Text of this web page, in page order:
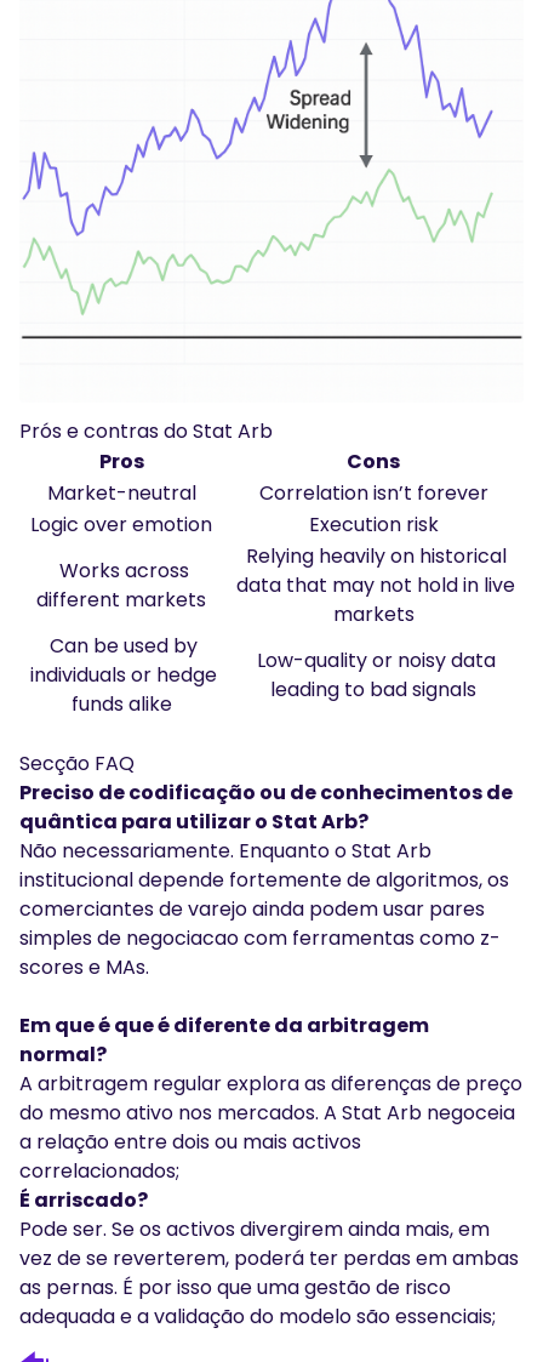
Prós e contras do Stat Arb
Pros
Cons
Market-neutral
Correlation isn’t forever
Logic over emotion
Execution risk
Works across
different markets
Relying heavily on historical
data that may not hold in live
markets
Can be used by
individuals or hedge
funds alike
Low-quality or noisy data
leading to bad signals
Secção FAQ
Preciso de codificação ou de conhecimentos de
quântica para utilizar o Stat Arb?
Não necessariamente. Enquanto o Stat Arb
institucional depende fortemente de algoritmos, os
comerciantes de varejo ainda podem usar pares
simples de negociacao com ferramentas como z-
scores e MAs.
Em que é que é diferente da arbitragem
normal?
A arbitragem regular explora as diferenças de preço
do mesmo ativo nos mercados. A Stat Arb negoceia
a relação entre dois ou mais activos
correlacionados;
É arriscado?
Pode ser. Se os activos divergirem ainda mais, em
vez de se reverterem, poderá ter perdas em ambas
as pernas. É por isso que uma gestão de risco
adequada e a validação do modelo são essenciais;